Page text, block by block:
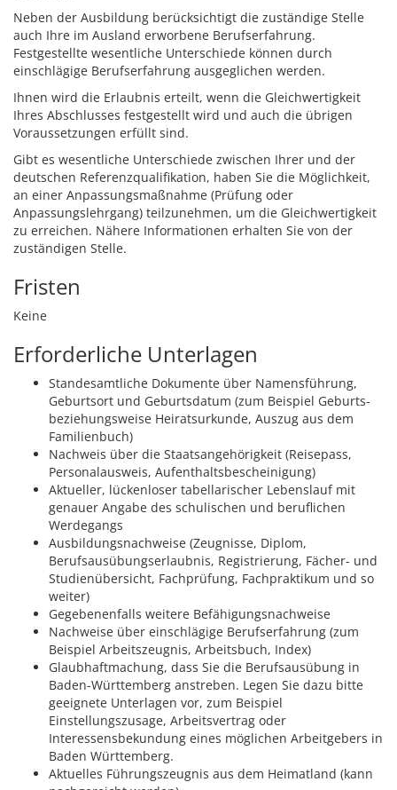
Neben der Ausbildung berücksichtigt die zuständige Stelle
auch Ihre im Ausland erworbene Berufserfahrung.
Festgestellte wesentliche Unterschiede können durch
einschlägige Berufserfahrung ausgeglichen werden.
Ihnen wird die Erlaubnis erteilt, wenn die Gleichwertigkeit
Ihres Abschlusses festgestellt wird und auch die übrigen
Voraussetzungen erfüllt sind.
Gibt es wesentliche Unterschiede zwischen Ihrer und der
deutschen Referenzqualifikation, haben Sie die Möglichkeit,
an einer Anpassungsmaßnahme (Prüfung oder
Anpassungslehrgang) teilzunehmen, um die Gleichwertigkeit
zu erreichen. Nähere Informationen erhalten Sie von der
zuständigen Stelle.
Fristen
Keine
Erforderliche Unterlagen
Standesamtliche Dokumente über Namensführung,
Geburtsort und Geburtsdatum (zum Beispiel Geburts-
beziehungsweise Heiratsurkunde, Auszug aus dem
Familienbuch)
Nachweis über die Staatsangehörigkeit (Reisepass,
Personalausweis, Aufenthaltsbescheinigung)
Aktueller, lückenloser tabellarischer Lebenslauf mit
genauer Angabe des schulischen und beruflichen
Werdegangs
Ausbildungsnachweise (Zeugnisse, Diplom,
Berufsausübungserlaubnis, Registrierung, Fächer- und
Studienübersicht, Fachprüfung, Fachpraktikum und so
weiter)
Gegebenenfalls weitere Befähigungsnachweise
Nachweise über einschlägige Berufserfahrung (zum
Beispiel Arbeitszeugnis, Arbeitsbuch, Index)
Glaubhaftmachung, dass Sie die Berufsausübung in
Baden-Württemberg anstreben. Legen Sie dazu bitte
geeignete Unterlagen vor, zum Beispiel
Einstellungszusage, Arbeitsvertrag oder
Interessensbekundung eines möglichen Arbeitgebers in
Baden Württemberg.
Aktuelles Führungszeugnis aus dem Heimatland (kann